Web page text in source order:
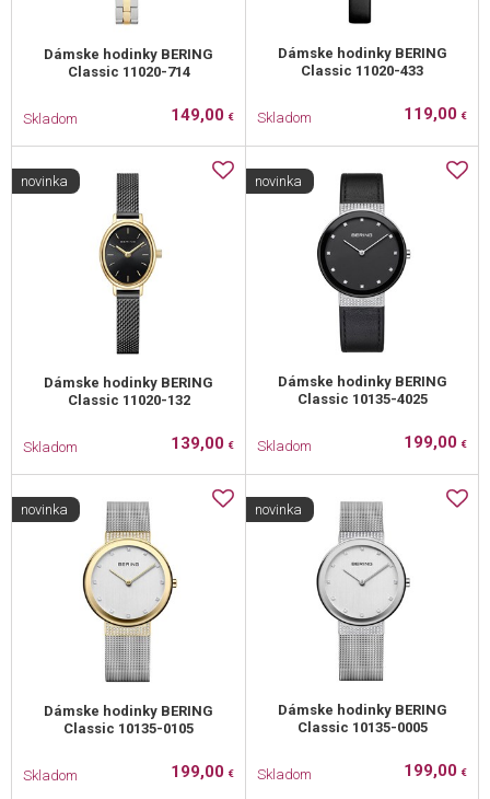
Dámske hodinky BERING
Classic 11020-714
Skladom 149,00 €
Dámske hodinky BERING
Classic 11020-433
Skladom 119,00 €
Dámske hodinky BERING
Classic 11020-132
novinka
Skladom 139,00 €
Dámske hodinky BERING
Classic 10135-4025
novinka
Skladom 199,00 €
Dámske hodinky BERING
Classic 10135-0105
novinka
Skladom 199,00 €
Dámske hodinky BERING
Classic 10135-0005
novinka
Skladom 199,00 €